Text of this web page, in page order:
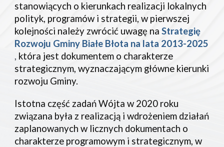
stanowiących o kierunkach realizacji lokalnych
polityk, programów i strategii, w pierwszej
kolejności należy zwrócić uwagę na Strategię
, która jest dokumentem o charakterze
strategicznym, wyznaczającym główne kierunki
rozwoju Gminy.
Istotna część zadań Wójta w 2020 roku
związana była z realizacją i wdrożeniem działań
zaplanowanych w licznych dokumentach o
charakterze programowym i strategicznym, w